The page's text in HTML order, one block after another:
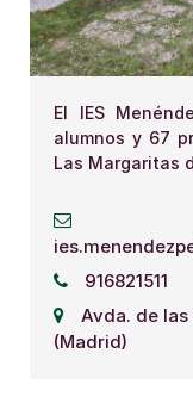
El IES
alumnos y 67
Las Margaritas
916821511
Avda. de
(Madrid)